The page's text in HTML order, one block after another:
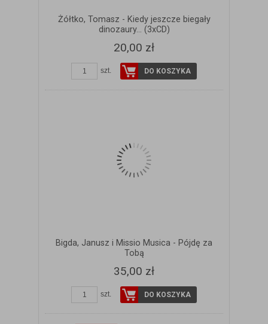
Żółtko, Tomasz - Kiedy jeszcze biegały
dinozaury... (3xCD)
20,00 zł
szt. DO KOSZYKA
Bigda, Janusz i Missio Musica - Pójdę za
Tobą
35,00 zł
szt. DO KOSZYKA